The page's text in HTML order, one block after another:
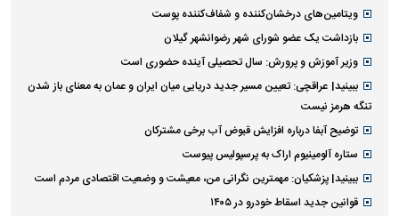
ویتامین‌های درخشان‌کننده و شفاف‌کننده پوست
بازداشت یک عضو شورای شهر رضوانشهر گیلان
وزیر آموزش و پرورش: سال تحصیلی آینده حضوری است
ببینید| عراقچی: تعیین مسیر جدید دریایی میان ایران و عمان به معنای باز شدن
تنگه هرمز نیست
توضیح آبفا درباره افزایش قبوض آب برخی مشترکان
ستاره آلومینیوم اراک به پرسپولیس پیوست
ببینید| پزشکیان: مهمترین نگرانی من، معیشت و وضعیت اقتصادی مردم است
قوانین جدید اسقاط خودرو در ۱۴۰۵